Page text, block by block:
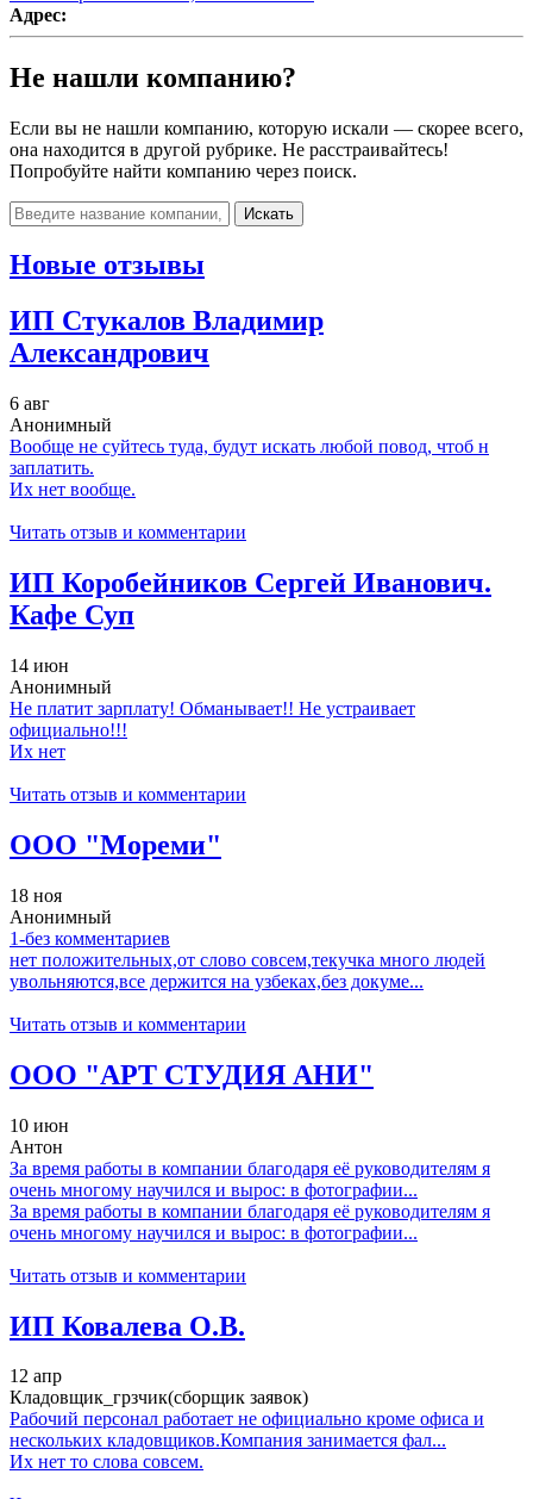
Адрес:
Не нашли компанию?
Если вы не нашли компанию, которую искали — скорее всего,
она находится в другой рубрике. Не расстраивайтесь!
Попробуйте найти компанию через поиск.
Искать
Новые отзывы
ИП Стукалов Владимир
Александрович
6 авг
Анонимный
Вообще не суйтесь туда, будут искать любой повод, чтоб н
заплатить.
Их нет вообще.
Читать отзыв и комментарии
ИП Коробейников Сергей Иванович.
Кафе Суп
14 июн
Анонимный
Не платит зарплату! Обманывает!! Не устраивает
официально!!!
Их нет
Читать отзыв и комментарии
ООО "Мореми"
18 ноя
Анонимный
1-без комментариев
нет положительных,от слово совсем,текучка много людей
увольняются,все держится на узбеках,без докуме...
Читать отзыв и комментарии
ООО "АРТ СТУДИЯ АНИ"
10 июн
Антон
За время работы в компании благодаря её руководителям я
очень многому научился и вырос: в фотографии...
За время работы в компании благодаря её руководителям я
очень многому научился и вырос: в фотографии...
Читать отзыв и комментарии
ИП Ковалева О.В.
12 апр
Кладовщик_грзчик(сборщик заявок)
Рабочий персонал работает не официально кроме офиса и
нескольких кладовщиков.Компания занимается фал...
Их нет то слова совсем.